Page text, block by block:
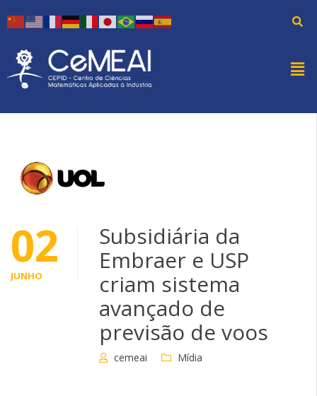
02
JUNHO
Subsidiária da
Embraer e USP
criam sistema
avançado de
previsão de voos
cemeai Mídia